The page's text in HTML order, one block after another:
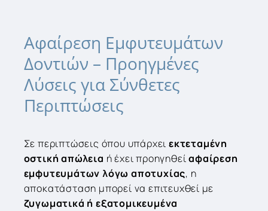
Αφαίρεση Εμφυτευμάτων
Δοντιών – Προηγμένες
Λύσεις για Σύνθετες
Περιπτώσεις
Σε περιπτώσεις όπου υπάρχει εκτεταμένη
οστική απώλεια ή έχει προηγηθείαφαίρεση
εμφυτευμάτων λόγω αποτυχίας, η
αποκατάσταση μπορεί να επιτευχθεί με
ζυγωματικά ή εξατομικευμένα